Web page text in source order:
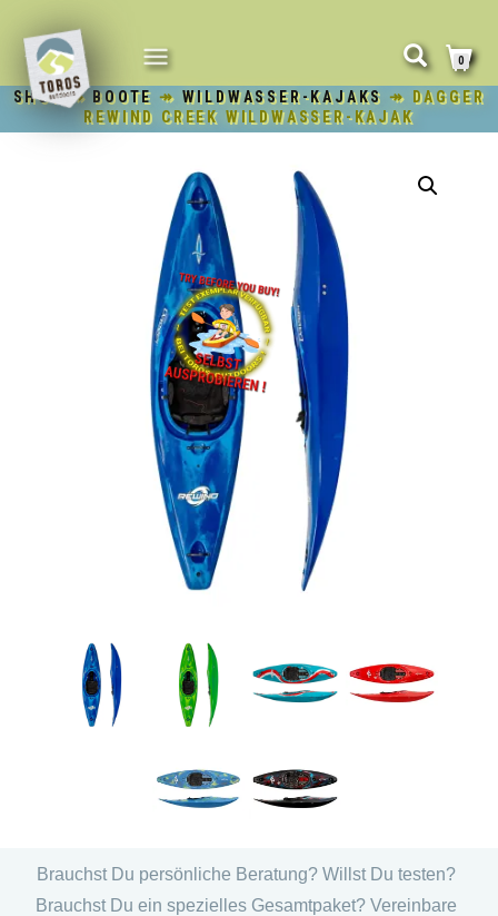
NAVIGATION
UMSCHALTEN
0
SHOP↠ BOOTE ↠ WILDWASSER-KAJAKS ↠ DAGGER
REWIND CREEK WILDWASSER-KAJAK
Brauchst Du persönliche Beratung? Willst Du testen?
Brauchst Du ein spezielles Gesamtpaket? Vereinbare